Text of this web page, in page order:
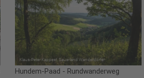
Hundem-Paad - Rundwanderweg